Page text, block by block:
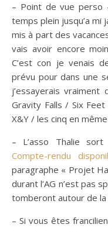
– Point de vue perso
temps plein jusqu’a mi
mis à part des
vais avoir encore
C’est con je venais
prévu pour dans une
j’essayerais vraiment
Gravity Falls / Six
X&Y / les cinq en
– L’asso Thalie
Compte-rendu
paragraphe « Projet
durant l’AG n’est pas
tomberont autour de la
– Si vous êtes